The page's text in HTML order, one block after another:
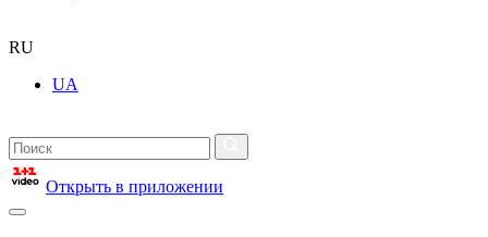
RU
UA
Открыть в приложении